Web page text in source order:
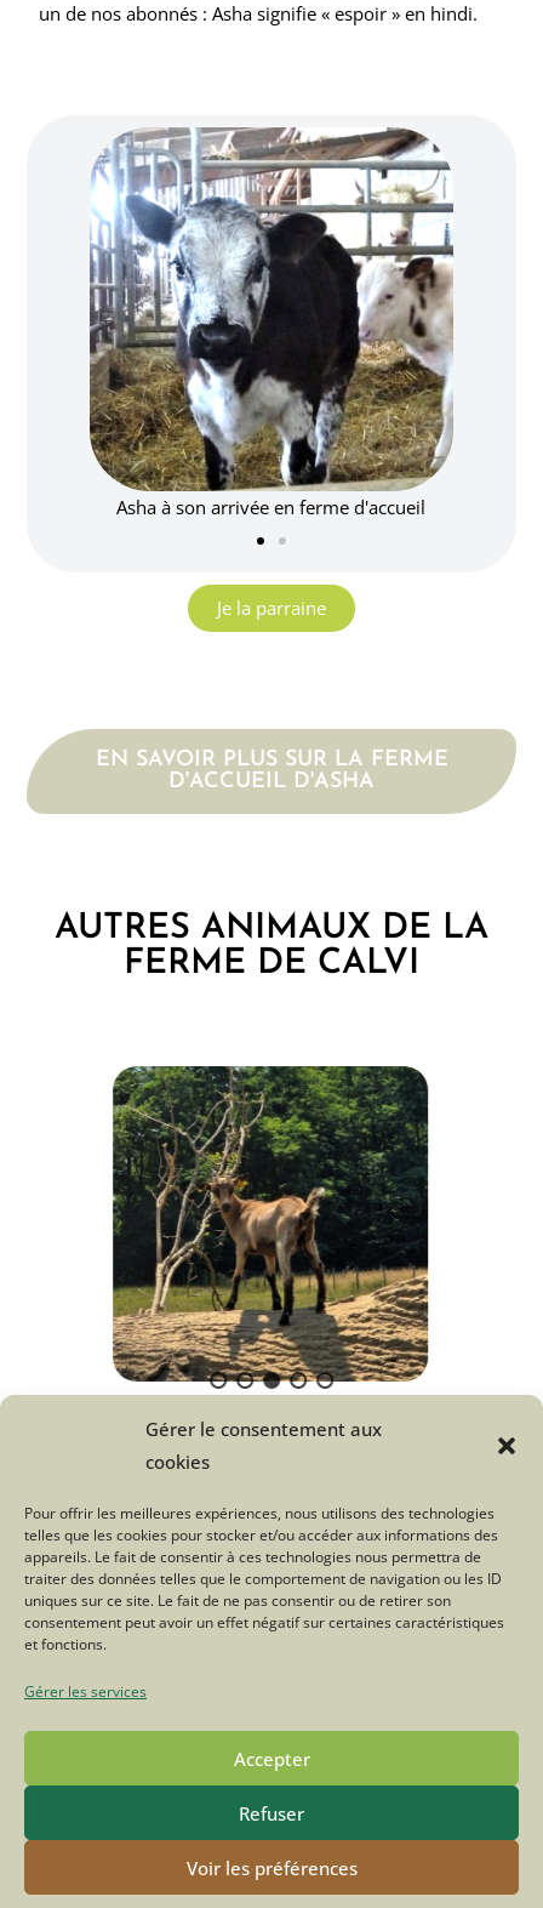
Gérer le consentement aux
cookies
Pour offrir les meilleures expériences, nous utilisons des technologies
telles que les cookies pour stocker et/ou accéder aux informations des
appareils. Le fait de consentir à ces technologies nous permettra de
traiter des données telles que le comportement de navigation ou les ID
uniques sur ce site. Le fait de ne pas consentir ou de retirer son
consentement peut avoir un effet négatif sur certaines caractéristiques
et fonctions.
Gérer les services
Accepter
Refuser
Voir les préférences
un de nos abonnés : Asha signifie « espoir » en hindi.
Asha (les cornes poussent !)
Je la parraine
EN SAVOIR PLUS SUR LA FERME
D'ACCUEIL D'ASHA
AUTRES ANIMAUX DE LA
FERME DE CALVI
Une question sur le Troupeau du
Cliquez ici
Tweetez Partagez